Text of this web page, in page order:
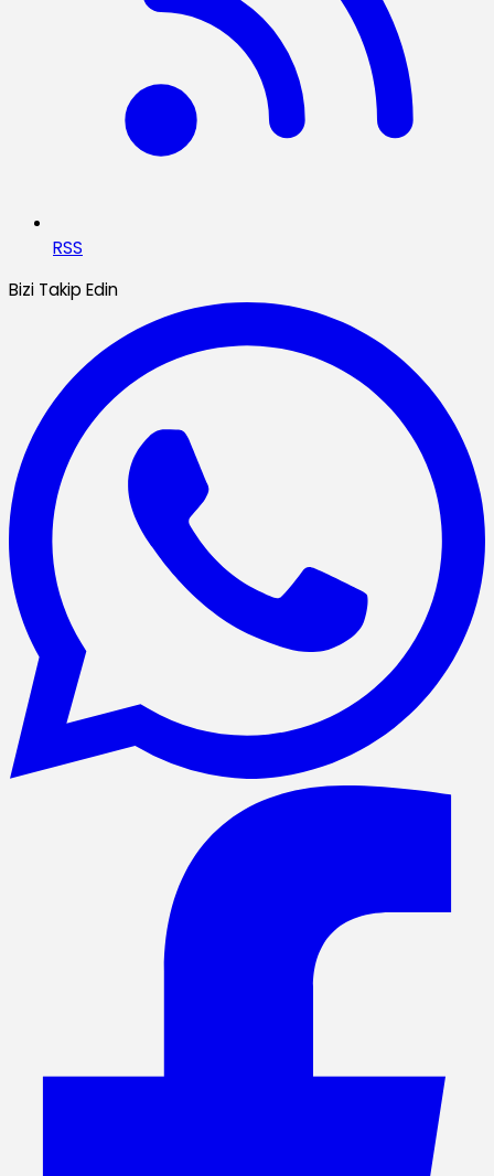
RSS
Bizi Takip Edin